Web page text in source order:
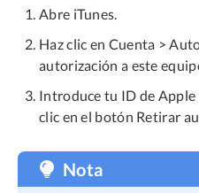
Abre iTunes.
Haz clic en Cuenta >
autorización a este
Introduce tu ID de Apple
clic en el botón Retirar
Nota